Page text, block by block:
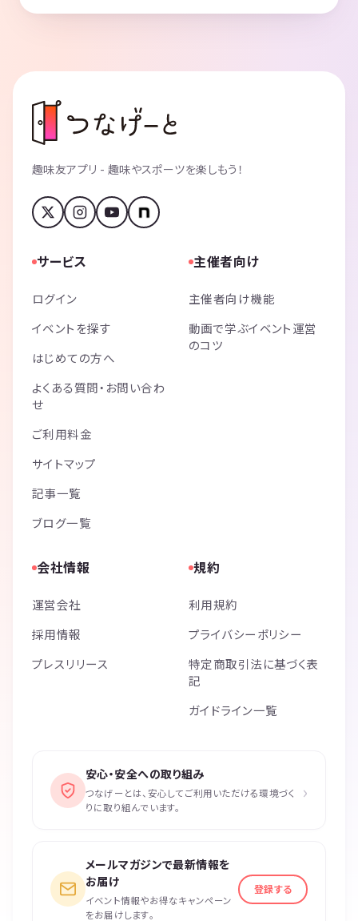
趣味友アプリ - 趣味やスポーツを楽しもう！
サービス
ログイン
イベントを探す
はじめての方へ
よくある質問・お問い合わ
せ
ご利用料金
サイトマップ
記事一覧
ブログ一覧
主催者向け
主催者向け機能
動画で学ぶイベント運営
のコツ
会社情報
運営会社
採用情報
プレスリリース
規約
利用規約
プライバシーポリシー
特定商取引法に基づく表
記
ガイドライン一覧
安心・安全への取り組み
つなげーとは、安心してご利用いただける環境づく
りに取り組んでいます。
›
メールマガジンで最新情報を
お届け
イベント情報やお得なキャンペーン
をお届けします。
登録する